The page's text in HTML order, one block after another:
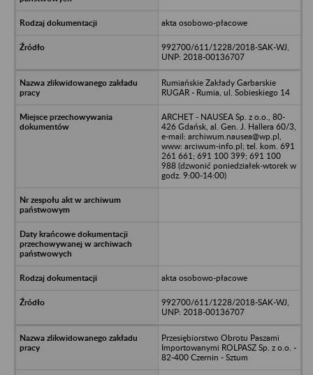
akta osobowo-płacowe
992700/611/1228/2018-SAK-WJ,
UNP: 2018-00136707
Rumiańskie Zakłady Garbarskie
RUGAR - Rumia, ul. Sobieskiego 14
ARCHET - NAUSEA Sp. z o.o., 80-
426 Gdańsk, al. Gen. J. Hallera 60/3,
e-mail: archiwum.nausea@wp.pl,
www: arciwum-info.pl; tel. kom. 691
261 661; 691 100 399; 691 100
988 (dzwonić poniedziałek-wtorek w
godz. 9:00-14:00)
akta osobowo-płacowe
992700/611/1228/2018-SAK-WJ,
UNP: 2018-00136707
Przesiębiorstwo Obrotu Paszami
Importowanymi ROLPASZ Sp. z o.o. -
82-400 Czernin - Sztum